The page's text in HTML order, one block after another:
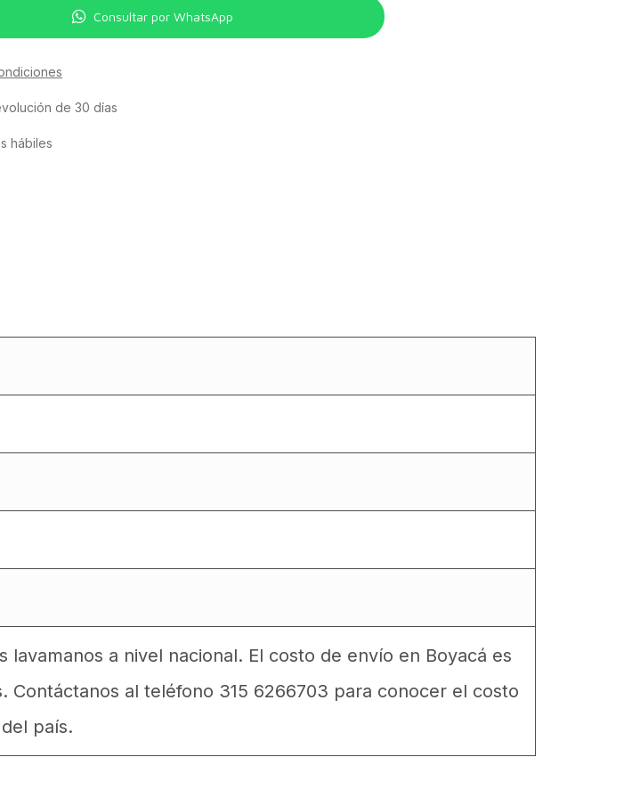
Consultar por WhatsApp
de 30 días
hábiles
lavamanos a nivel nacional. El costo de envío en Boyacá es
Contáctanos al teléfono 315 6266703 para conocer el costo
país.